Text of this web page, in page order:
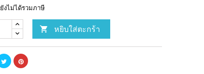
ยังไม่ได้รวมภาษี
 หยิบใส่ตะกร้า